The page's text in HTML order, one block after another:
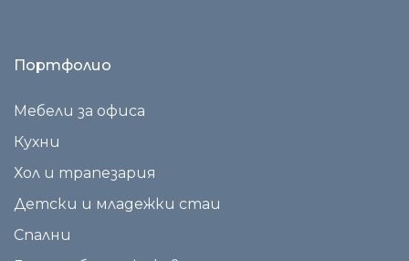
Портфолио
Мебели за офиса
Кухни
Хол и трапезария
Детски и младежки стаи
Спални